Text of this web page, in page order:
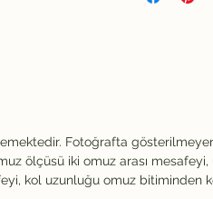
Fotoğrafta
ölçüsü iki omuz arası
kol uzunluğu omuz bitiminden